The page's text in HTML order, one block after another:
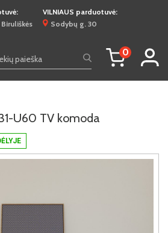
Biruliškės
VILNIAUS parduotuvė:
Sodybų g. 30
0
U60 TV komoda